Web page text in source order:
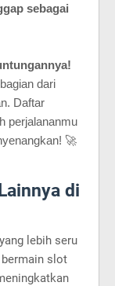
sebagai
dari
Daftar
perjalananmu
🚀
di
lebih seru
slot